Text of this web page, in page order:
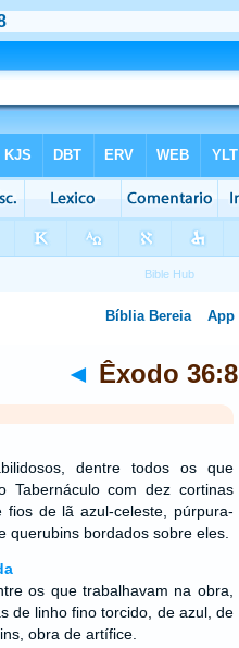
◄ Êxodo 36:8
dentre todos os que
Tabernáculo com dez cortinas
de lã azul-celeste, púrpura-
querubins bordados sobre eles.
os que trabalhavam na obra,
de linho fino torcido, de azul, de
obra de artífice.